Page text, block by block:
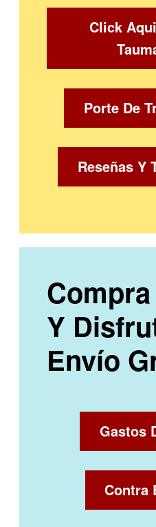
Click
Porte De
Reseñas Y
Y
Envío
Gastos
Contra